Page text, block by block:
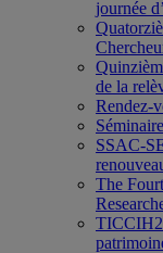
journée
de la
Rendez-
SSAC-
The